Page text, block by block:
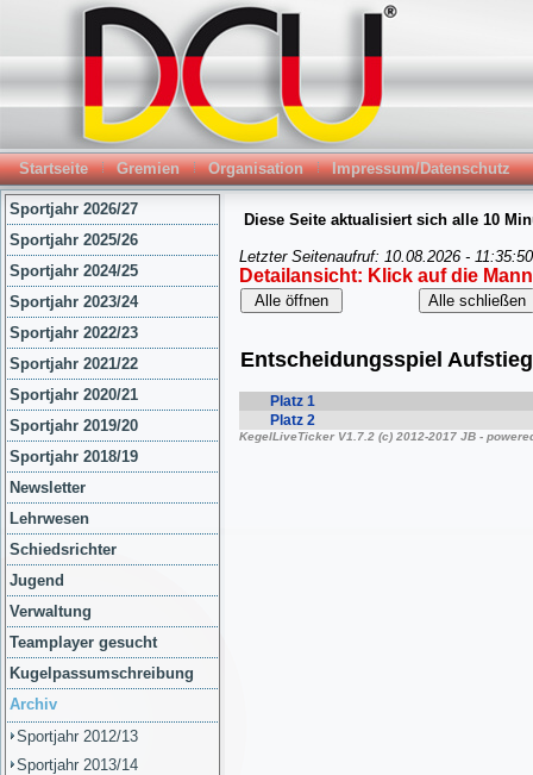
Startseite Gremien Organisation Impressum/Datenschutz
Sportjahr 2026/27
Sportjahr 2025/26
Sportjahr 2024/25
Sportjahr 2023/24
Sportjahr 2022/23
Sportjahr 2021/22
Sportjahr 2020/21
Sportjahr 2019/20
Sportjahr 2018/19
Newsletter
Lehrwesen
Schiedsrichter
Jugend
Verwaltung
Teamplayer gesucht
Kugelpassumschreibung
Archiv
Sportjahr 2012/13
Sportjahr 2013/14